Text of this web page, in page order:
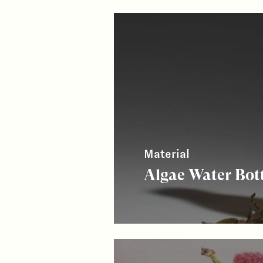
Material
Algae Water